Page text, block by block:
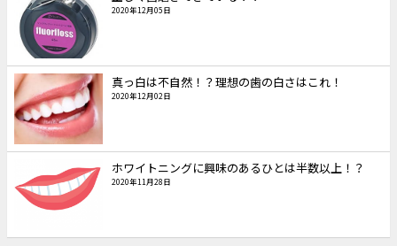
2020年12月05日
真っ白は不自然！？理想の歯の白さはこれ！
2020年12月02日
ホワイトニングに興味のあるひとは半数以上！？
2020年11月28日